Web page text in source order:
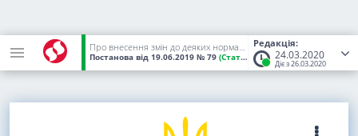
Редакція:
24.03.2020
Діє з 26.03.2020
Про внесення змін до деяких нормативно-правових актів Національного банку України
Постанова від 19.06.2019 № 79 (Статус: Чинний)